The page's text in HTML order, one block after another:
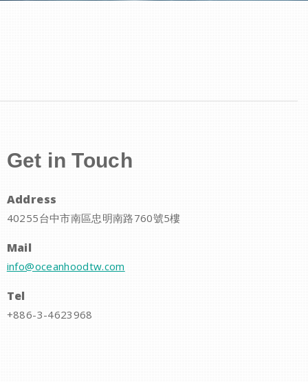
Get in Touch
Address
40255台中市南區忠明南路760號5樓
Mail
info@oceanhoodtw.com
Tel
+886-3-4623968